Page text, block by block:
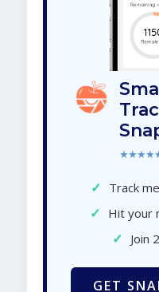
✓ Track
✓ Hit your
✓ Join
GET